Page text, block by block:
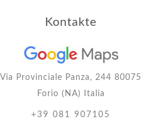
Kontakte
Via Provinciale Panza, 244 80075
Forio (NA) Italia
+39 081 907105